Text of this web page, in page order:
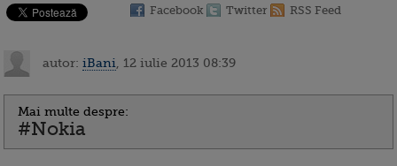
Facebook Twitter RSS Feed
autor: iBani , 12 iulie 2013 08:39
Mai multe despre:
#Nokia